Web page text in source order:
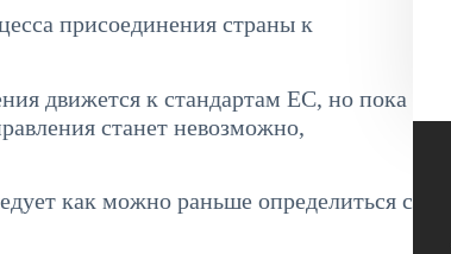
присоединения страны к
движется к стандартам ЕС, но пока
станет невозможно,
как можно раньше определиться с